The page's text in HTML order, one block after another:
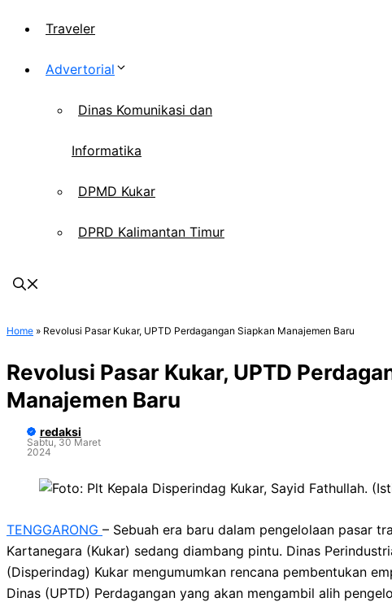
Traveler
Advertorial
Dinas Komunikasi dan
Informatika
DPMD Kukar
DPRD Kalimantan Timur
Home » Revolusi Pasar Kukar, UPTD Perdagangan Siapkan Manajemen Baru
Revolusi Pasar Kukar, UPTD
Manajemen Baru
redaksi
Sabtu, 30 Maret
2024
TENGGARONG – Sebuah era baru dalam pengelolaan pasar
Kartanegara (Kukar) sedang diambang pintu. Dinas
(Disperindag) Kukar mengumumkan rencana pembentukan
Dinas (UPTD) Perdagangan yang akan mengambil alih